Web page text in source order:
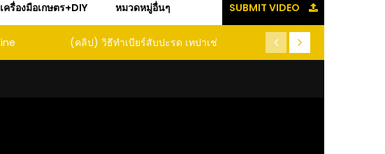
เครื่องมือเกษตร+DIY หมวดหมู่อื่นๆ SUBMIT VIDEO
(คลิป) วิธีทำเบียร์สับปะรด เทปาเช่
(คลิป) รู้แล้วจะหนาว!! หัวเดี
หนอนแมลง หนีกระเจิง